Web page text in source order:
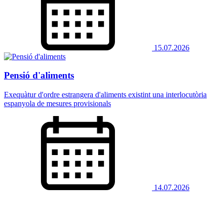
15.07.2026
Pensió d'aliments
Exequàtur d'ordre estrangera d'aliments existint una interlocutòria
espanyola de mesures provisionals
14.07.2026